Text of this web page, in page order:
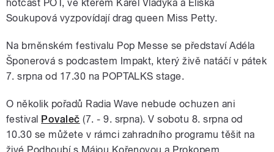
hotcast POT, ve kterém Karel Vladyka a Eliška
Soukupová vyzpovídají drag queen Miss Petty.
Na brněnském festivalu Pop Messe se představí Adéla
Šponerová s podcastem Impakt, který živě natáčí v pátek
7. srpna od 17.30 na POPTALKS stage.
O několik pořadů Radia Wave nebude ochuzen ani
festival Povaleč (7. - 9. srpna). V sobotu 8. srpna od
10.30 se můžete v rámci zahradního programu těšit na